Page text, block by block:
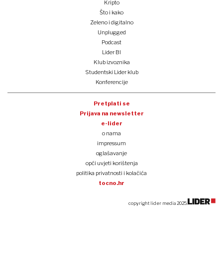
Kripto
Što i kako
Zeleno i digitalno
Unplugged
Podcast
Lider BI
Klub izvoznika
Studentski Lider klub
Konferencije
Pretplati se
Prijava na newsletter
e-lider
o nama
impressum
oglašavanje
opći uvjeti korištenja
politika privatnosti i kolačića
tocno.hr
copyright lider media 2025.